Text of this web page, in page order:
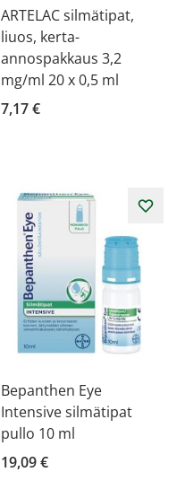
ARTELAC silmätipat,
liuos, kerta-
annospakkaus 3,2
mg/ml 20 x 0,5 ml
7,17 €
Bepanthen Eye
Intensive silmätipat
pullo 10 ml
19,09 €